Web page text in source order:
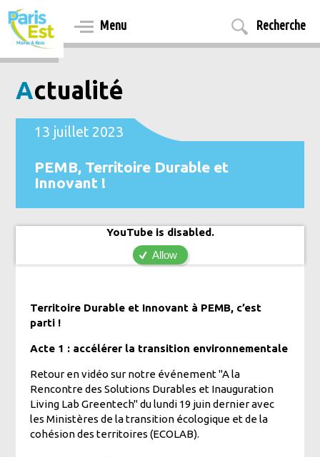
Aller
au
contenu
principal
Menu Recherche
Actualité
13 juillet 2023
PEMB, Territoire Durable et
Innovant !
YouTube is disabled.
Allow
Territoire Durable et Innovant à PEMB, c’est
parti !
Acte 1 : accélérer la transition environnementale
Retour en vidéo sur notre événement "A la
Rencontre des Solutions Durables et Inauguration
Living Lab Greentech" du lundi 19 juin dernier avec
les Ministères de la transition écologique et de la
cohésion des territoires (ECOLAB).